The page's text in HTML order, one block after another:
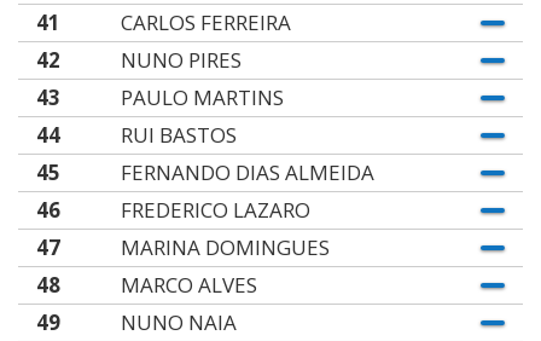
41
CARLOS FERREIRA
42
NUNO PIRES
43
PAULO MARTINS
44
RUI BASTOS
45
FERNANDO DIAS ALMEIDA
46
FREDERICO LAZARO
47
MARINA DOMINGUES
48
MARCO ALVES
49
NUNO NAIA